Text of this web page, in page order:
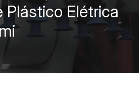
Plástico Elétrica